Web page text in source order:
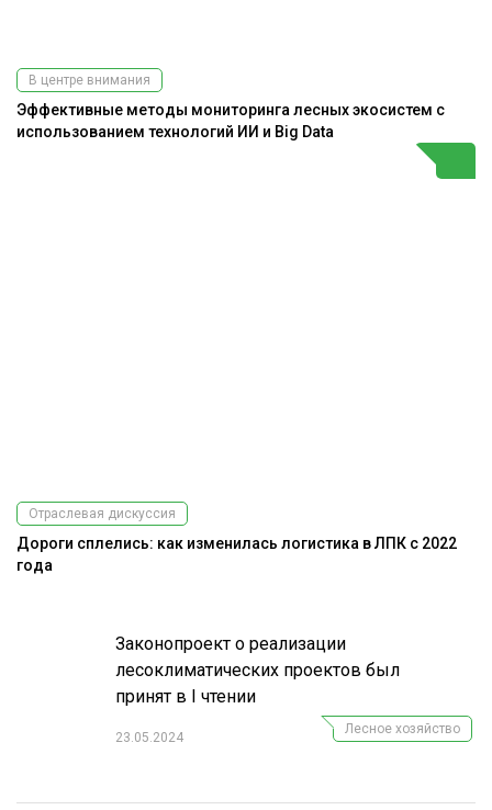
Законопроект о реализации
лесоклиматических проектов был
принят в I чтении
23.05.2024
Лесное хозяйство
В центре внимания
Эффективные методы мониторинга лесных экосистем с
использованием технологий ИИ и Big Data
Отраслевая дискуссия
Дороги сплелись: как изменилась логистика в ЛПК с 2022
года